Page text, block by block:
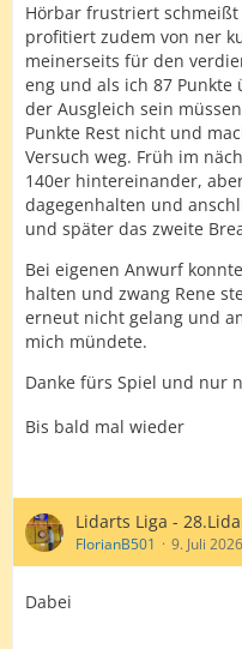
Hörbar frustriert
profitiert zudem von ner
meinerseits für den
eng und als ich 87
der Ausgleich sein
Punkte Rest nicht und
Versuch weg. Früh im
140er hintereinander,
dagegenhalten und
und später das zweite
Bei eigenen Anwurf
halten und zwang Rene
erneut nicht gelang und
mich mündete.
Danke fürs Spiel und nur
Bis bald mal wieder
Lidarts Liga -
FlorianB501 9. Juli
Dabei